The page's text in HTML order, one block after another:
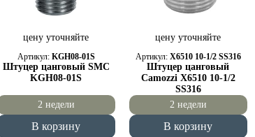
цену уточняйте
Артикул: KGH08-01S
Штуцер цанговый SMC
KGH08-01S
2 недели
В корзину
цену уточняйте
Артикул: X6510 10-1/2 SS316
Штуцер цанговый
Camozzi X6510 10-1/2
SS316
2 недели
В корзину